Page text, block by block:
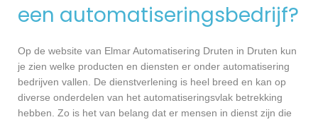
een automatiseringsbedrijf?
Op de website van Elmar Automatisering Druten in Druten kun
je zien welke producten en diensten er onder automatisering
bedrijven vallen. De dienstverlening is heel breed en kan op
diverse onderdelen van het automatiseringsvlak betrekking
hebben. Zo is het van belang dat er mensen in dienst zijn die